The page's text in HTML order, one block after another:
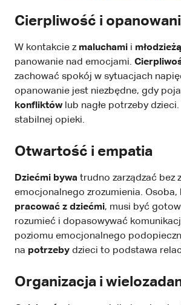
Cierpliwość i
W kontakcie z maluchami i młodzieżą
panowanie nad emocjami.
zachować spokój w sytuacjach
opanowanie jest niezbędne, gdy
konfliktówlub nagłe potrzeby
stabilnej opieki.
Otwartość i empatia
Dziećmi bywa trudno zarządzać bez
emocjonalnego zrozumienia. Osoba,
pracować z dziećmi, musi być
rozumieć i dopasowywać
poziomu emocjonalnego
na potrzeby dzieci to podstawa
Organizacja i